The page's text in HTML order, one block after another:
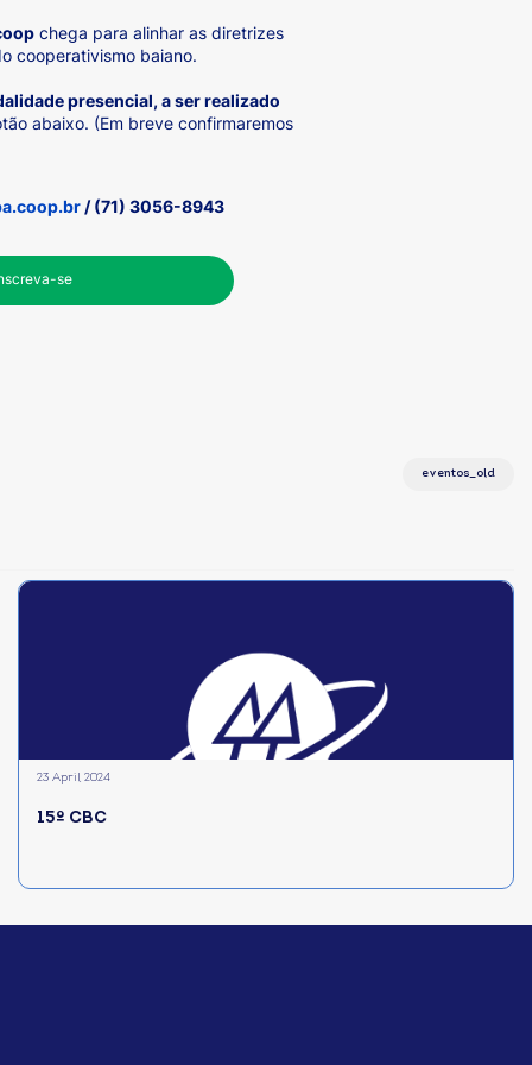
chega para alinhar as diretrizes
cooperativismo baiano.
presencial, a ser realizado
abaixo. (Em breve confirmaremos
/ (71) 3056-8943
se
eventos_old
15º CBC
23 April 2024